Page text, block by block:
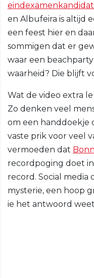
en Albufeira is altijd
een feest hier en
sommigen dat er
waar een
waarheid? Die blijft
Wat de video extra
Zo denken veel
om een
vaste prik voor veel
vermoeden dat
recordpoging doet
record. Social media
mysterie, een hoop
ie het antwoord